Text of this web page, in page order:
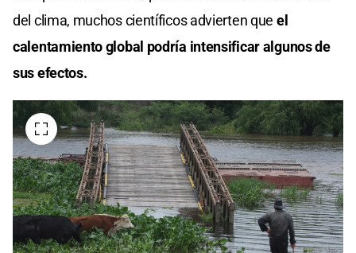
del clima, muchos científicos advierten que el
calentamiento global podría intensificar algunos de
sus efectos.